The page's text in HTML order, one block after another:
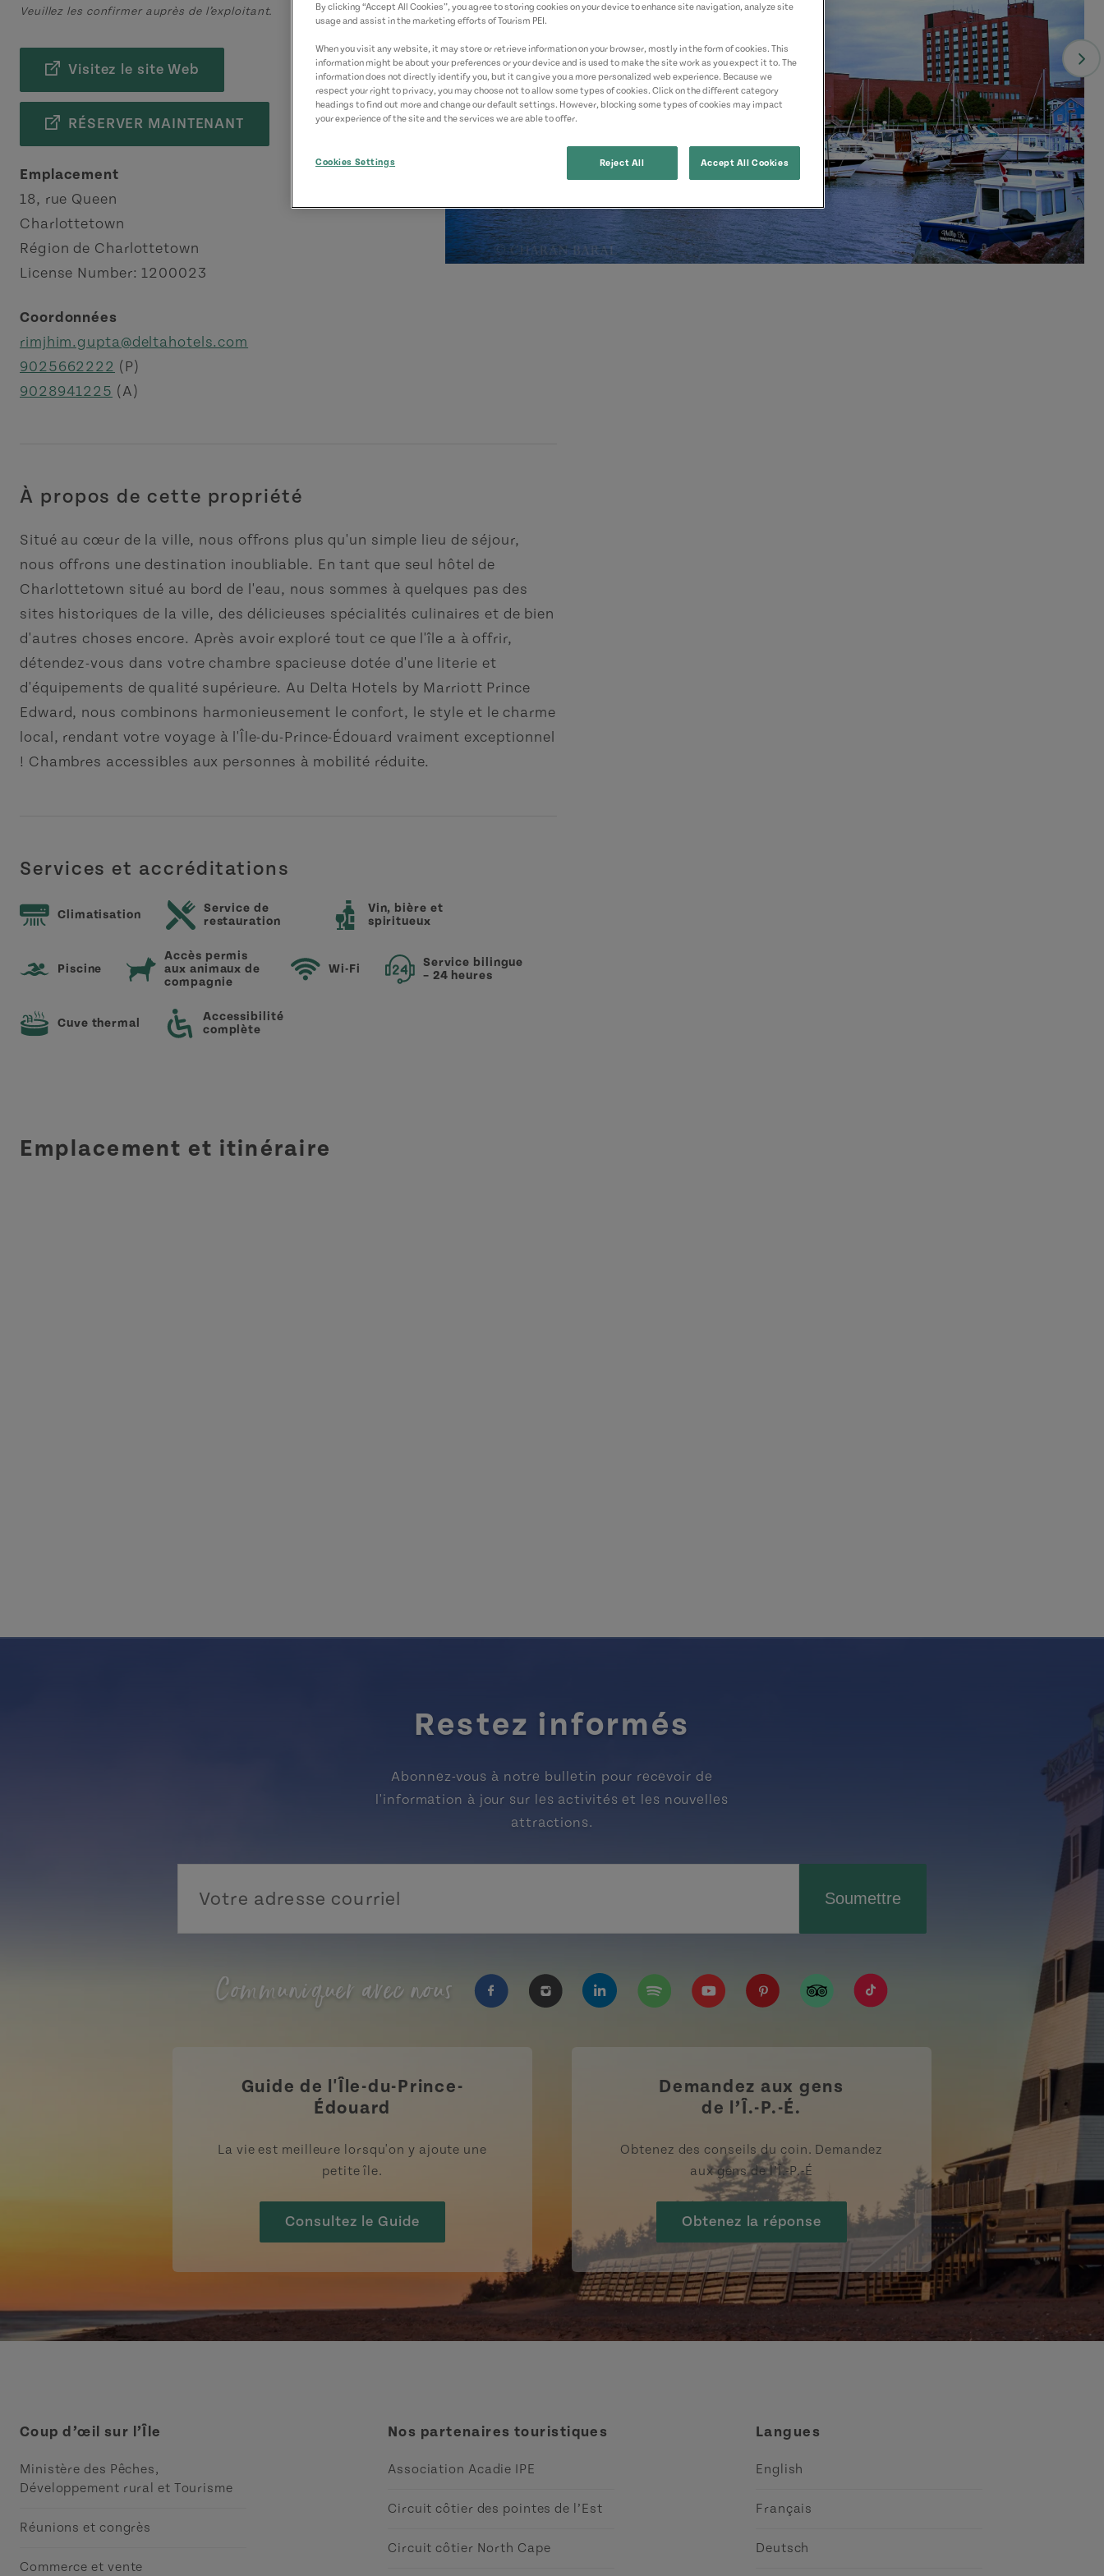
Veuillez les confirmer auprès de l’exploitant.
Visitez le site Web
RÉSERVER MAINTENANT
Emplacement
18, rue Queen
Charlottetown
Région de Charlottetown
License Number: 1200023
Coordonnées
rimjhim.gupta@deltahotels.com
9025662222 (P)
9028941225 (A)
À propos de cette propriété
Situé au cœur de la ville, nous offrons plus qu'un simple lieu de séjour,
nous offrons une destination inoubliable. En tant que seul hôtel de
Charlottetown situé au bord de l'eau, nous sommes à quelques pas des
sites historiques de la ville, des délicieuses spécialités culinaires et de bien
d'autres choses encore. Après avoir exploré tout ce que l'île a à offrir,
détendez-vous dans votre chambre spacieuse dotée d'une literie et
d'équipements de qualité supérieure. Au Delta Hotels by Marriott Prince
Edward, nous combinons harmonieusement le confort, le style et le charme
local, rendant votre voyage à l'Île-du-Prince-Édouard vraiment exceptionnel
! Chambres accessibles aux personnes à mobilité réduite.
Services et accréditations
Climatisation
Service de
restauration
Vin, bière et
spiritueux
Piscine
Accès permis
aux animaux de
compagnie
Wi-Fi
Service bilingue
– 24 heures
Cuve thermal
Accessibilité
complète
Emplacement et itinéraire
Restez informés
Abonnez-vous à notre bulletin pour recevoir de
l'information à jour sur les activités et les nouvelles
attractions.
Soumettre
Communiquer avec nous
https://www.pinterest.ca/tourismpei/_created/
https://www.tripadvisor.ca/Tourism-
https://www.tiktok.com/tag/
Guide de l'Île-du-Prince-
Édouard
La vie est meilleure lorsqu'on y ajoute une
petite île.
Consultez le Guide
Demandez aux gens
de l’Î.-P.-É.
Obtenez des conseils du coin. Demandez
aux gens de l’Î.-P.-É
Obtenez la réponse
Coup d’œil sur l’Île
Ministère des Pêches,
Développement rural et Tourisme
Réunions et congrès
Commerce et vente
Nos partenaires touristiques
Association Acadie IPE
Circuit côtier des pointes de l’Est
Circuit côtier North Cape
Langues
English
Français
Deutsch
By clicking “Accept All Cookies”, you agree to storing cookies on your device to enhance site navigation, analyze site
usage and assist in the marketing efforts of Tourism PEI.
When you visit any website, it may store or retrieve information on your browser, mostly in the form of cookies. This
information might be about your preferences or your device and is used to make the site work as you expect it to. The
information does not directly identify you, but it can give you a more personalized web experience. Because we
respect your right to privacy, you may choose not to allow some types of cookies. Click on the different category
headings to find out more and change our default settings. However, blocking some types of cookies may impact
your experience of the site and the services we are able to offer.
Cookies Settings Reject All Accept All Cookies